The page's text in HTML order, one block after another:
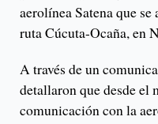
aerolínea Satena que
ruta Cúcuta-Ocaña, en
A través de un
detallaron que desde el
comunicación con la